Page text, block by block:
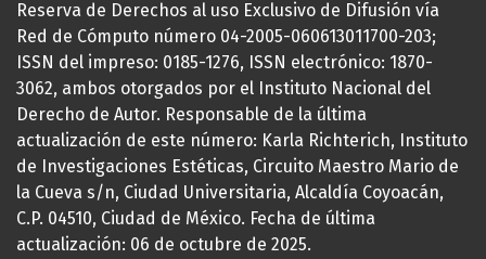
Reserva de Derechos al uso Exclusivo de Difusión vía
Red de Cómputo número 04-2005-060613011700-203;
ISSN del impreso: 0185-1276, ISSN electrónico: 1870-
3062, ambos otorgados por el Instituto Nacional del
Derecho de Autor. Responsable de la última
actualización de este número: Karla Richterich, Instituto
de Investigaciones Estéticas, Circuito Maestro Mario de
la Cueva s/n, Ciudad Universitaria, Alcaldía Coyoacán,
C.P. 04510, Ciudad de México. Fecha de última
actualización: 06 de octubre de 2025.